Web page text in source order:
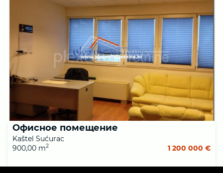
Офисное помещение
Kaštel Sućurac
900,00 m2 1 200 000 €